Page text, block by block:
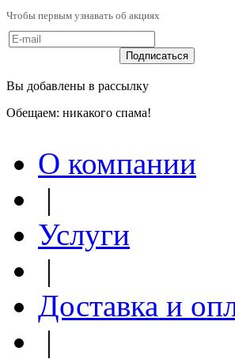
Чтобы первым узнавать об акциях
Вы добавлены в рассылку
Обещаем: никакого спама!
О компании
|
Услуги
|
Доставка и
|